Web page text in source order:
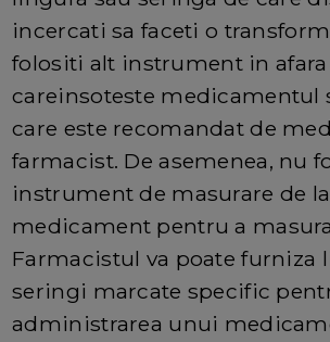
incercati sa faceti o
folositi alt instrument in
careinsoteste medicamentul
care este recomandat de
farmacist. De asemenea, nu
instrument de masurare de
medicament pentru a
Farmacistul va poate furniza
seringi marcate specific
administrarea unui